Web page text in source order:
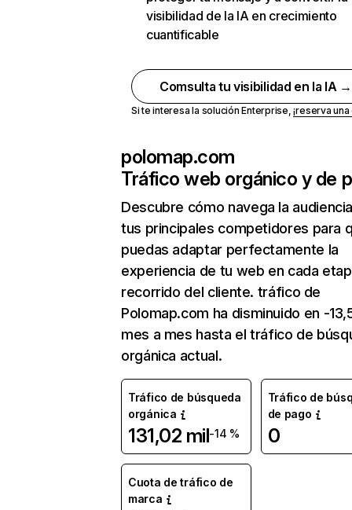
visibilidad de la IA en crecimiento
cuantificable
Comsulta tu visibilidad en la IA →
Si te interesa la solución Enterprise,¡reserva
polomap.com
Tráfico web orgánico y de
Descubre cómo navega la
tus principales competidores para
puedas adaptar perfectamente la
experiencia de tu web en cada
recorrido del cliente. tráfico de
Polomap.com ha disminuido en -
mes a mes hasta el tráfico de
orgánica actual.
Tráfico de búsqueda
orgánica
131,02 mil-14 %
Tráfico de
de pago
0
Cuota de tráfico de
marca